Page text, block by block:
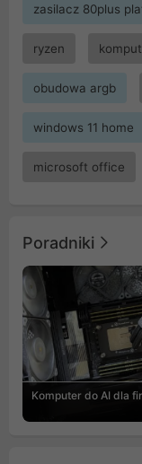
zasilacz 80plus
ryzen
obudowa argb
windows 11 home
microsoft office
Poradniki
Komputer do AI dla